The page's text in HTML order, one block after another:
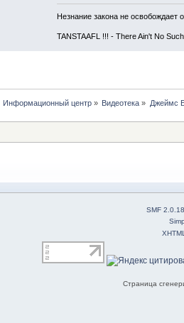
Незнание закона не освобождает
TANSTAAFL !!! - There Ain't No
Информационный центр» Видеотека » Джеймс
SMF 2.0.18
Страница